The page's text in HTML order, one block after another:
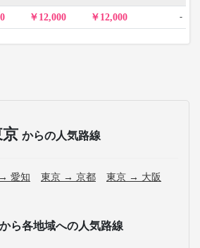
12,000 12,000 -
からの人気路線
愛知 東京 → 京都
東京 → 大阪
から各地域への人気路線